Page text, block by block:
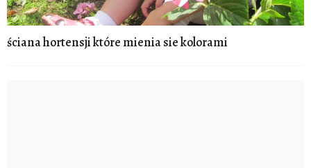
ściana hortensji które mienia sie kolorami